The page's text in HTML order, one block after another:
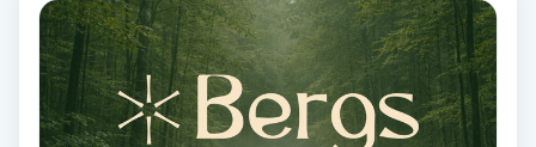
Fet hårbotten
Fettreducering